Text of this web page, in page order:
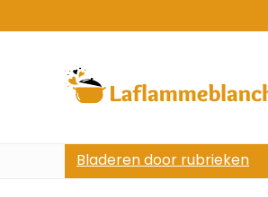
Bladeren door rubrieken